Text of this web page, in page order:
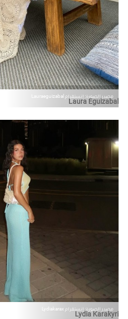
مصدر الصورة: إنستقرام Lauraeguizabal
Laura Eguizabal
مصدر الصورة: إنستقرام Lydiakarax
Lydia Karakyri